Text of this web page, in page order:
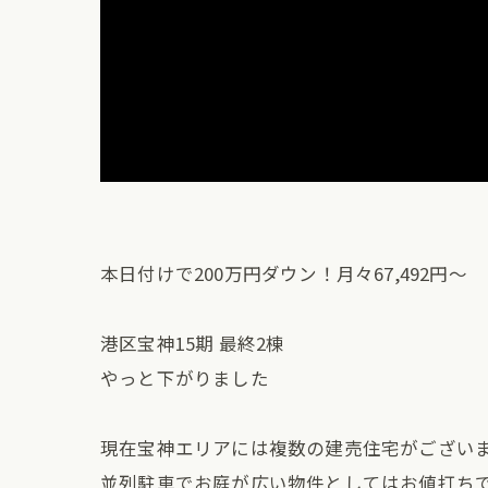
本日付けで200万円ダウン！月々67,492円〜
港区宝神15期 最終2棟
やっと下がりました
現在宝神エリアには複数の建売住宅がござい
並列駐車でお庭が広い物件としてはお値打ち